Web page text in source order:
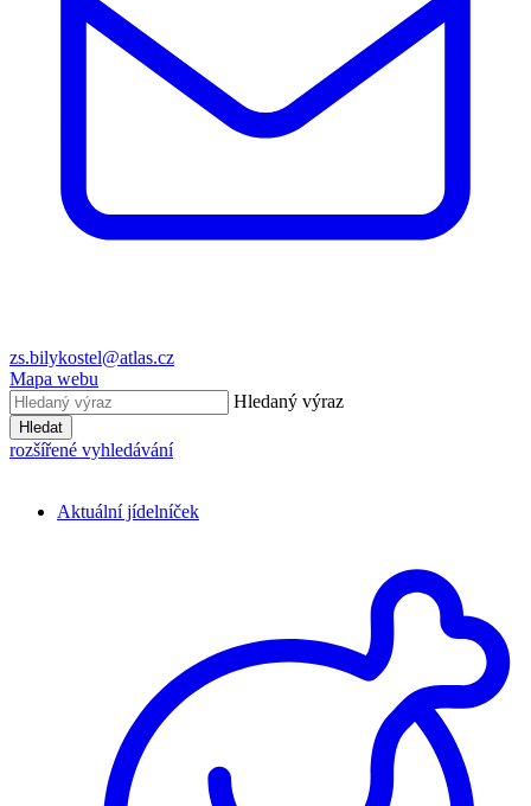
zs.bilykostel@atlas.cz
Mapa webu
Hledaný výraz
Hledat
rozšířené vyhledávání
Aktuální jídelníček